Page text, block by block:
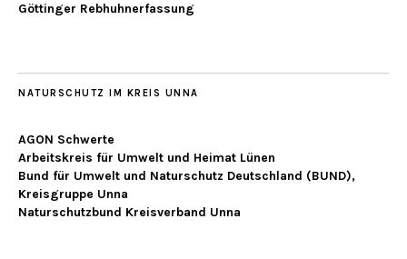
Göttinger Rebhuhnerfassung
NATURSCHUTZ IM KREIS UNNA
AGON Schwerte
Arbeitskreis für Umwelt und Heimat Lünen
Bund für Umwelt und Naturschutz Deutschland (BUND),
Kreisgruppe Unna
Naturschutzbund Kreisverband Unna